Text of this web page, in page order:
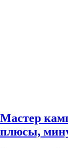
Мастер
плюсы,